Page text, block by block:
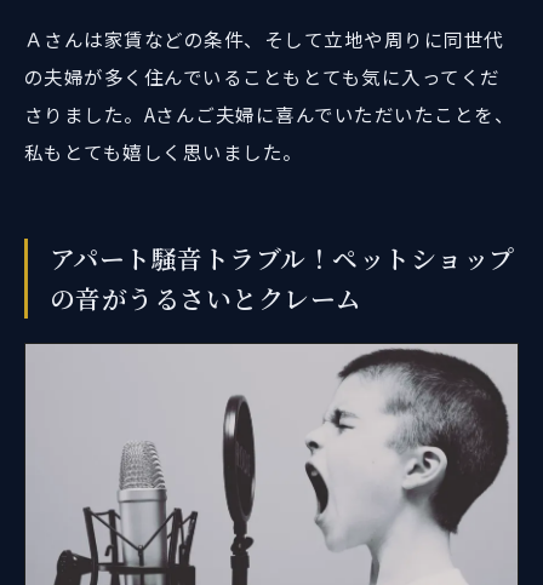
Ａさんは家賃などの条件、そして立地や周りに同世代
の夫婦が多く住んでいることもとても気に入ってくだ
さりました。Aさんご夫婦に喜んでいただいたことを、
私もとても嬉しく思いました。
アパート騒音トラブル！ペットショップ
の音がうるさいとクレーム